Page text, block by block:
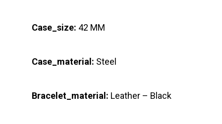
Case_size: 42 MM
Case_material: Steel
Bracelet_material: Leather – Black